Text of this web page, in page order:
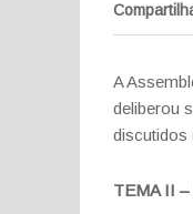
A
deliberou
discutidos
TEMA II